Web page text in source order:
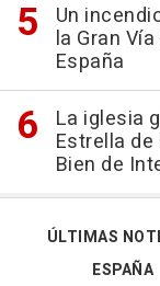
Un
la Gran
España
La iglesia
Estrella
Bien de
ÚLTIMAS
ESPAÑA